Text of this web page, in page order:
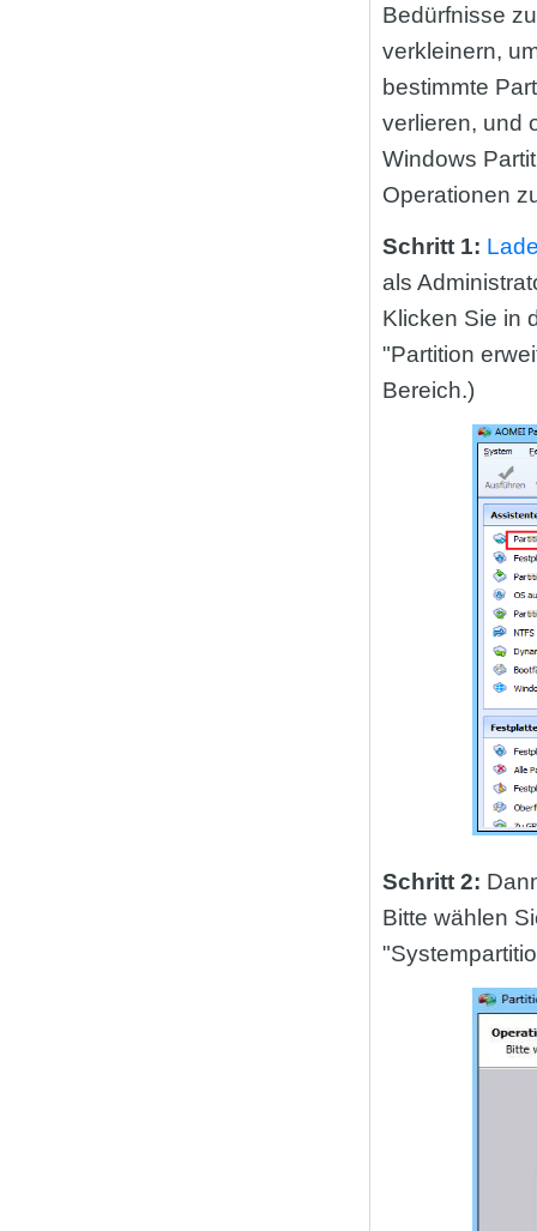
Bedürfnisse
verkleinern,
bestimmte
verlieren, und
Windows
Operationen
Schritt 1:
als
Klicken Sie in
"Partition
Bereich.)
Schritt 2:
Bitte wählen